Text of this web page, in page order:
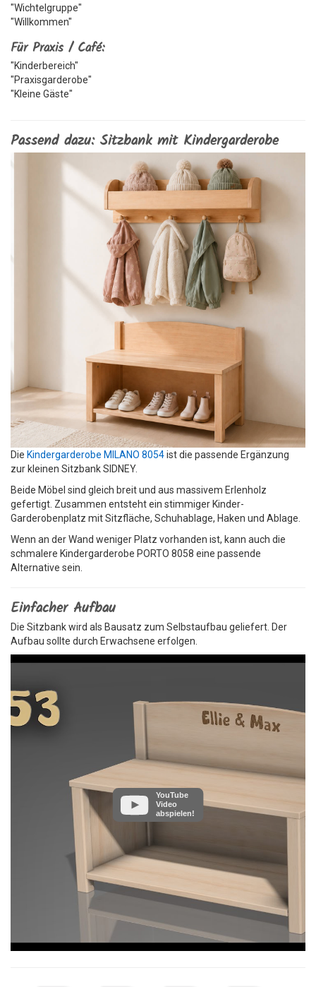
"Wichtelgruppe"
"Willkommen"
Für Praxis / Café:
"Kinderbereich"
"Praxisgarderobe"
"Kleine Gäste"
Passend dazu: Sitzbank mit Kindergarderobe
Die Kindergarderobe MILANO 8054ist die passende Ergänzung
zur kleinen Sitzbank SIDNEY.
Beide Möbel sind gleich breit und aus massivem Erlenholz
gefertigt. Zusammen entsteht ein stimmiger Kinder-
Garderobenplatz mit Sitzfläche, Schuhablage, Haken und Ablage.
Wenn an der Wand weniger Platz vorhanden ist, kann auch die
schmalere Kindergarderobe PORTO 8058 eine passende
Alternative sein.
Einfacher Aufbau
Die Sitzbank wird als Bausatz zum Selbstaufbau geliefert. Der
Aufbau sollte durch Erwachsene erfolgen.
YouTube
Video
abspielen!